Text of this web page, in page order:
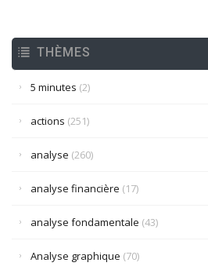
THÈMES
5 minutes (2)
actions (251)
analyse (260)
analyse financière (17)
analyse fondamentale (43)
Analyse graphique (70)